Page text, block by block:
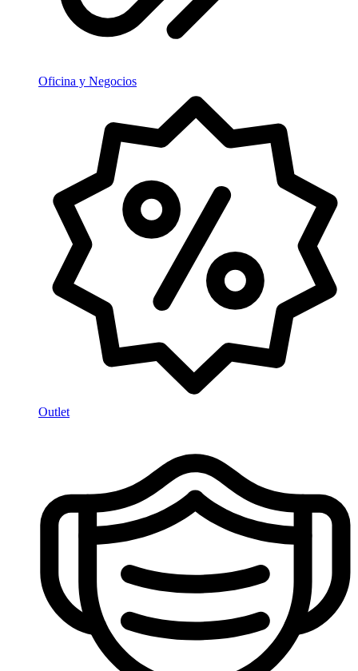
Oficina y Negocios
Outlet